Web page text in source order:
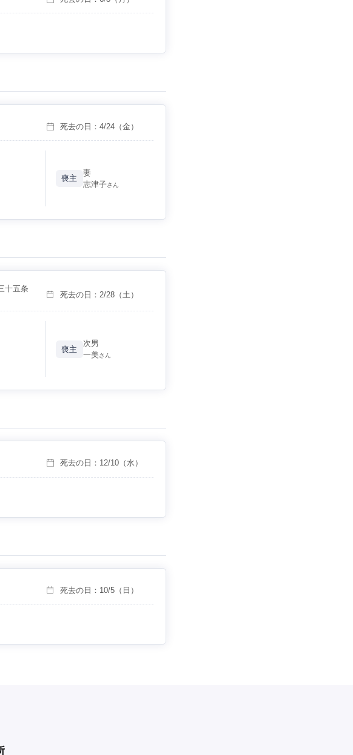
死去の日： 4/24（金）
喪主
妻
志津子さん
十五条
死去の日： 2/28（土）
喪主
次男
一美さん
死去の日： 12/10（水）
死去の日： 10/5（日）